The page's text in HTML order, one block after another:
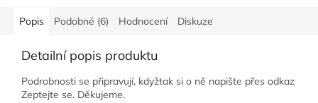
Popis Podobné (6) Hodnocení Diskuze
Detailní popis produktu
Podrobnosti se připravují, kdyžtak si o ně napište přes odkaz
Zeptejte se. Děkujeme.